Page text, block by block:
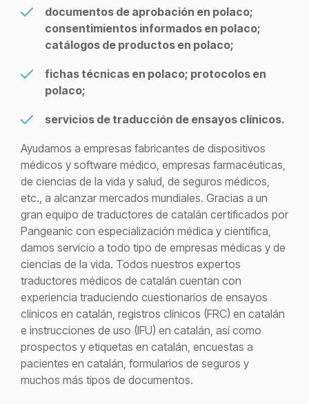
documentos de aprobación en polaco;
consentimientos informados en polaco;
catálogos de productos en polaco;
fichas técnicas en polaco; protocolos en
polaco;
servicios de traducción de ensayos clínicos.
Ayudamos a empresas fabricantes de dispositivos
médicos y software médico, empresas farmacéuticas,
de ciencias de la vida y salud, de seguros médicos,
etc., a alcanzar mercados mundiales. Gracias a un
gran equipo de traductores de catalán certificados por
Pangeanic con especialización médica y científica,
damos servicio a todo tipo de empresas médicas y de
ciencias de la vida. Todos nuestros expertos
traductores médicos de catalán cuentan con
experiencia traduciendo cuestionarios de ensayos
clínicos en catalán, registros clínicos (FRC) en catalán
e instrucciones de uso (IFU) en catalán, así como
prospectos y etiquetas en catalán, encuestas a
pacientes en catalán, formularios de seguros y
muchos más tipos de documentos.